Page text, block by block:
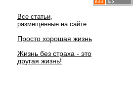
Все статьи,
размещённые на сайте
Просто хорошая жизнь
Жизнь без страха - это
другая жизнь!